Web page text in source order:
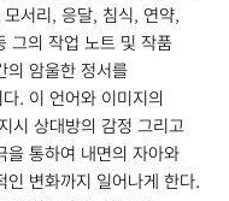
서리, 응달, 침식, 연약,
그의 작업 노트 및 작품
의 암울한 정서를
. 이 언어와 이미지의
시 상대방의 감정 그리고
을 통하여 내면의 자아와
인 변화까지 일어나게 한다.